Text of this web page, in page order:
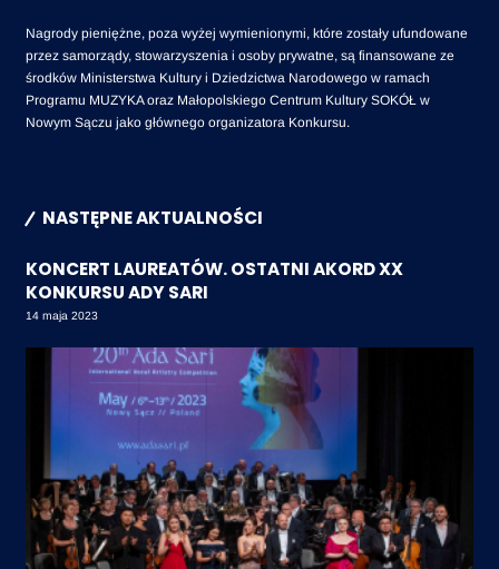
Nagrody pieniężne, poza wyżej wymienionymi, które zostały ufundowane
przez samorządy, stowarzyszenia i osoby prywatne, są finansowane ze
środków Ministerstwa Kultury i Dziedzictwa Narodowego w ramach
Programu MUZYKA oraz Małopolskiego Centrum Kultury SOKÓŁ w
Nowym Sączu jako głównego organizatora Konkursu.
NASTĘPNE AKTUALNOŚCI
KONCERT LAUREATÓW. OSTATNI AKORD XX
KONKURSU ADY SARI
14 maja 2023